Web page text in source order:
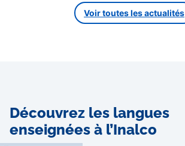
Voir toutes les actualités
Découvrez les langues
enseignées à l’Inalco